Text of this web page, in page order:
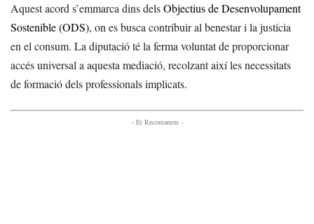
Aquest acord s’emmarca dins delsObjectius de Desenvolupament
Sostenible (ODS), on es busca contribuir al benestar i la justícia
en el consum. La diputació té la ferma voluntat de proporcionar
accés universal a aquesta mediació, recolzant així les necessitats
de formació dels professionals implicats.
- Et Recomanem -